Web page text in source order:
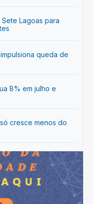
Lagoas para
queda de
8% em julho e
cresce menos do